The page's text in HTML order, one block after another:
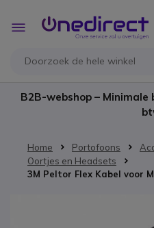
Toggle
Nav
B2B-webshop –
Home Portofoons
Oortjes en Headsets
3M Peltor Flex Kabel voor
Ga naar het einde van de